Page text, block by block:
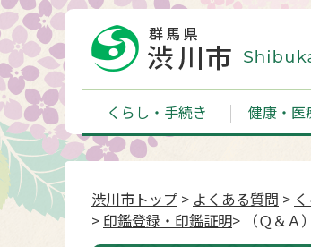
くらし・手続き 健康・医
渋川市トップ > よくある質問 >
> 印鑑登録・印鑑証明> （Ｑ＆Ａ